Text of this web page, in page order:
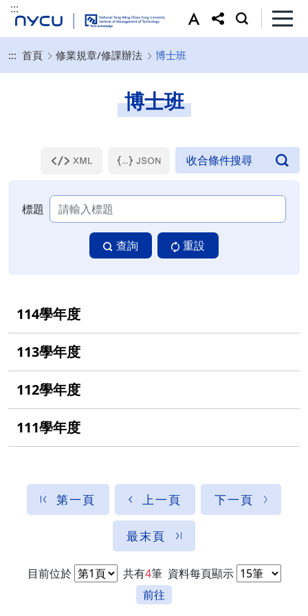
:::
::: 首頁 修業規章/修課辦法 博士班
博士班
標題
查詢 重設
114學年度
113學年度
112學年度
111學年度
第一頁 上一頁 下一頁
最末頁
目前位於 共有4筆 資料每頁顯示
前往